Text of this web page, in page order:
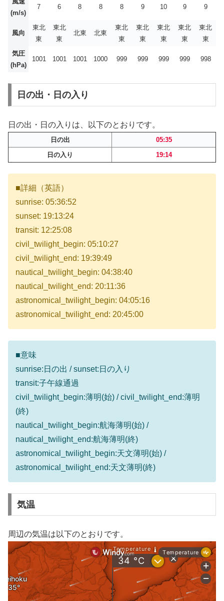
(m/s)
7 6 8 8 8 9 10 9 9
風向
東北
東
東北
東
北東 北東
東北
東
東北
東
東北
東
東北
東
東北
東
気圧
(hPa)
1001 1001 1001 1000 999 999 999 999 998
日の出・日の入り
日の出・日の入りは、以下のとおりです。
日の出
05:35
日の入り
19:14
■詳細（英語）
sunrise: 05:36:52
sunset: 19:13:24
transit: 12:25:08
civil_twilight_begin: 05:10:27
civil_twilight_end: 19:39:49
nautical_twilight_begin: 04:38:40
nautical_twilight_end: 20:11:36
astronomical_twilight_begin: 04:05:16
astronomical_twilight_end: 20:45:00
■意味
sunrise:日の出 / sunset:日の入り
transit:子午線通過
civil_twilight_begin:薄明(始) / civil_twilight_end:薄明
(終)
nautical_twilight_begin:航海薄明(始) /
nautical_twilight_end:航海薄明(終)
astronomical_twilight_begin:天文薄明(始) /
astronomical_twilight_end:天文薄明(終)
気温
周辺の気温は以下のとおりです。